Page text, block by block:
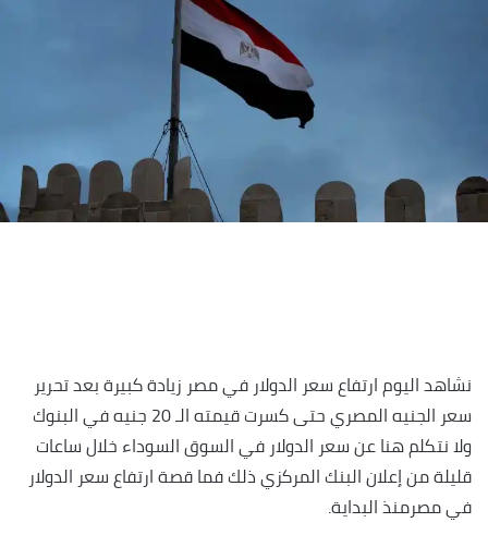
نشاهد اليوم ارتفاع سعر الدولار في مصر زيادة كبيرة بعد تحرير
سعر الجنيه المصري حتى كسرت قيمته الـ 20 جنيه في البنوك
ولا نتكلم هنا عن سعر الدولار في السوق السوداء خلال ساعات
قليلة من إعلان البنك المركزي ذلك فما قصة ارتفاع سعر الدولار
في مصرمنذ البداية.